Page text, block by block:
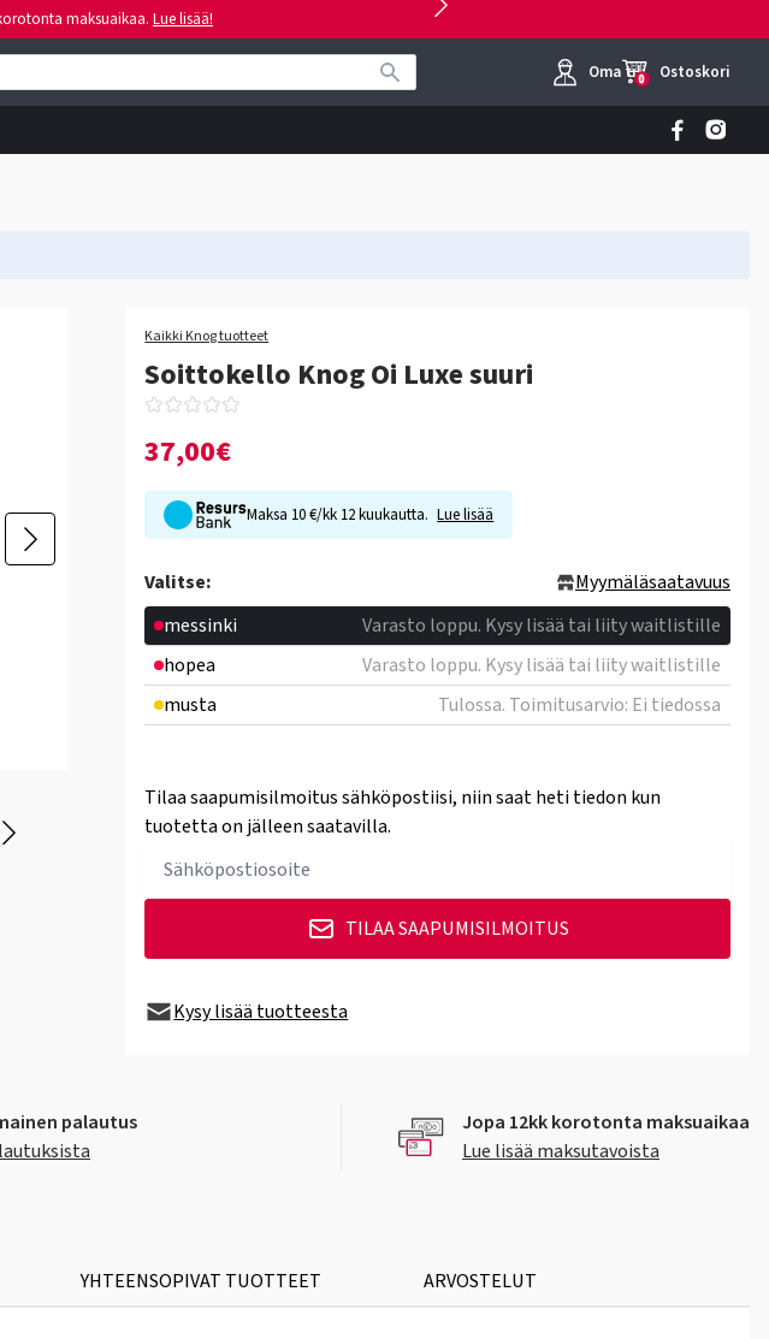
maksuaikaa. Lue lisää!
Oma tili
0 Ostoskori
Kaikki Knog tuotteet
Soittokello Knog Oi Luxe suuri
37,00€
Maksa 10 €/kk 12 kuukautta. Lue lisää
Valitse:
Myymäläsaatavuus
messinki
Varasto loppu. Kysy lisää tai liity waitlistille
hopea
Varasto loppu. Kysy lisää tai liity waitlistille
musta
Tulossa. Toimitusarvio: Ei tiedossa
Tilaa saapumisilmoitus sähköpostiisi, niin saat heti tiedon kun
tuotetta on jälleen saatavilla.
TILAA SAAPUMISILMOITUS
Kysy lisää tuotteesta
palautus
Jopa 12kk korotonta maksuaikaa
Lue lisää maksutavoista
YHTEENSOPIVAT TUOTTEET ARVOSTELUT